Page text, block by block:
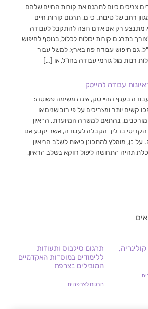
צריכים כיום לתרגם את קורות החיים שלהם
רחב של סיבות. כיום, תרגום קורות חיים
מתבצע רק אם אדם רוצה להתקבל לעבודה
בתרגום קורות יכולות לכלול, בנוסף לחיפוש
גם חיפוש עבודה פה בארץ, למשל עבור
רבות מול גורמי עבודה בחו"ל, או […]
עבודה להייטק
בענף ההיי טק, אינה משימה פשוטה:
קשים יותר ומצריכים על פי רוב שנים או
בהתאם למשרה המיועדת. הראיון
הקריטי בהליך הקבלה לעבודה, אשר יקבע אם
כן, מומלץ להתכונן כיאות לשלב הריאיון
תהיה התחושה ליפול דווקא בשלב הראיון,
תרגום סילבוס ותעודות
ללימודים במוסדות האקדמיים
המובילים בצרפת
תרגום לצרפתית